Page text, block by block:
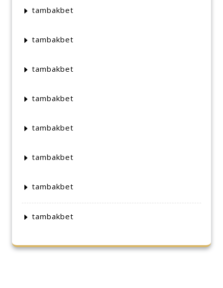
tambakbet
tambakbet
tambakbet
tambakbet
tambakbet
tambakbet
tambakbet
tambakbet